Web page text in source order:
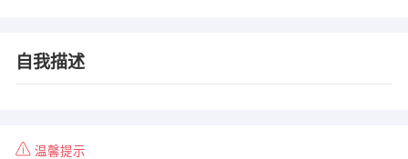
自我描述
温馨提示